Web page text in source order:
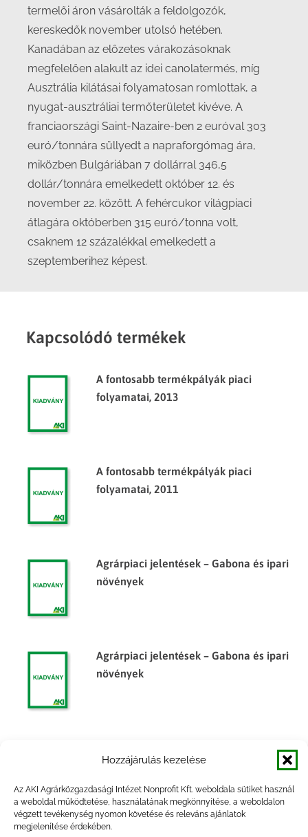
Hozzájárulás kezelése
Az AKI Agrárközgazdasági Intézet Nonprofit Kft. weboldala sütiket használ
a weboldal működtetése, használatának megkönnyítése, a weboldalon
végzett tevékenység nyomon követése és releváns ajánlatok
megjelenítése érdekében.
termelői áron vásárolták a feldolgozók,
kereskedők november utolsó hetében.
Kanadában az előzetes várakozásoknak
megfelelően alakult az idei canolatermés, míg
Ausztrália kilátásai folyamatosan romlottak, a
nyugat-ausztráliai termőterületet kivéve. A
franciaországi Saint-Nazaire-ben 2 euróval 303
euró/tonnára süllyedt a napraforgómag ára,
miközben Bulgáriában 7 dollárral 346,5
dollár/tonnára emelkedett október 12. és
november 22. között. A fehércukor világpiaci
átlagára októberben 315 euró/tonna volt,
csaknem 12 százalékkal emelkedett a
szeptemberihez képest.
Kapcsolódó termékek
A fontosabb termékpályák piaci
folyamatai, 2013
A fontosabb termékpályák piaci
folyamatai, 2011
Agrárpiaci jelentések – Gabona és ipari
növények
Agrárpiaci jelentések – Gabona és ipari
növények
Agrárpiaci jelentések – Gabona és ipari
növények